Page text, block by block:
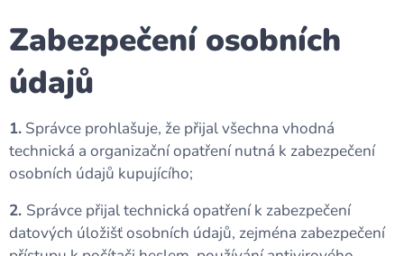
Zabezpečení osobních
údajů
1. Správce prohlašuje, že přijal všechna vhodná
technická a organizační opatření nutná k zabezpečení
osobních údajů kupujícího;
2. Správce přijal technická opatření k zabezpečení
datových úložišť osobních údajů, zejména zabezpečení